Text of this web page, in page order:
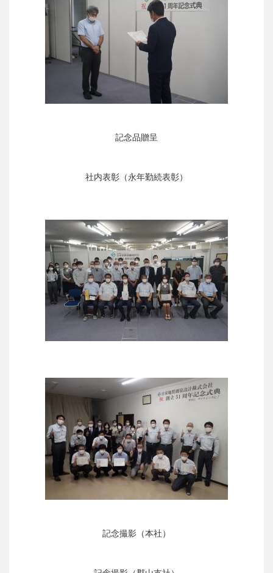
記念品贈呈
社内表彰（永年勤続表彰）
記念撮影（本社）